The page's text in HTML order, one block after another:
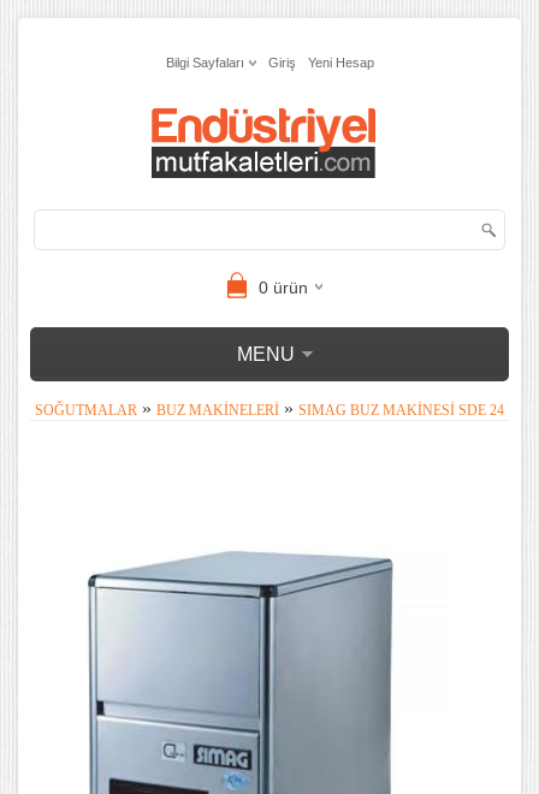
Bilgi Sayfaları Giriş Yeni Hesap
0ürün
MENU
SOĞUTMALAR » BUZ MAKINELERI » SIMAG BUZ MAKINESI SDE 24